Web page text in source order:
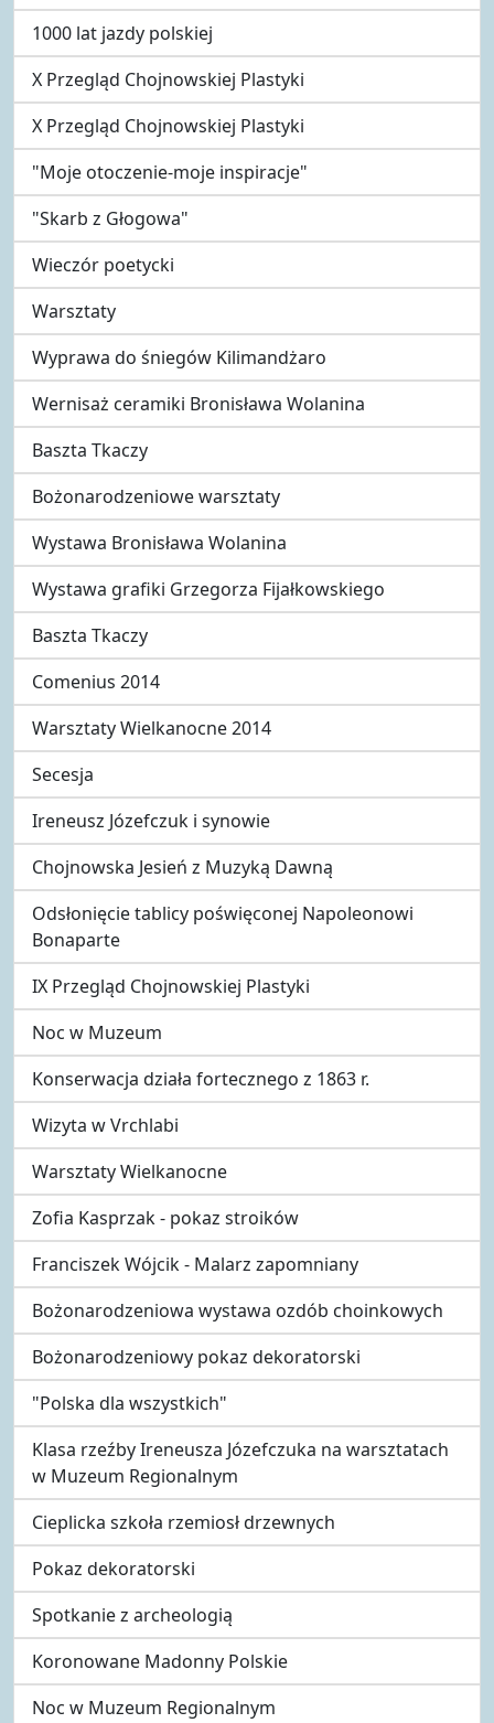
1000 lat jazdy polskiej
X Przegląd Chojnowskiej Plastyki
X Przegląd Chojnowskiej Plastyki
"Moje otoczenie-moje inspiracje"
"Skarb z Głogowa"
Wieczór poetycki
Warsztaty
Wyprawa do śniegów Kilimandżaro
Wernisaż ceramiki Bronisława Wolanina
Baszta Tkaczy
Bożonarodzeniowe warsztaty
Wystawa Bronisława Wolanina
Wystawa grafiki Grzegorza Fijałkowskiego
Baszta Tkaczy
Comenius 2014
Warsztaty Wielkanocne 2014
Secesja
Ireneusz Józefczuk i synowie
Chojnowska Jesień z Muzyką Dawną
Odsłonięcie tablicy poświęconej Napoleonowi
Bonaparte
IX Przegląd Chojnowskiej Plastyki
Noc w Muzeum
Konserwacja działa fortecznego z 1863 r.
Wizyta w Vrchlabi
Warsztaty Wielkanocne
Zofia Kasprzak - pokaz stroików
Franciszek Wójcik - Malarz zapomniany
Bożonarodzeniowa wystawa ozdób choinkowych
Bożonarodzeniowy pokaz dekoratorski
"Polska dla wszystkich"
Klasa rzeźby Ireneusza Józefczuka na warsztatach
w Muzeum Regionalnym
Cieplicka szkoła rzemiosł drzewnych
Pokaz dekoratorski
Spotkanie z archeologią
Koronowane Madonny Polskie
Noc w Muzeum Regionalnym